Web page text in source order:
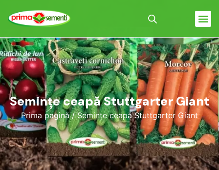
Semințe ceapă Stuttgarter Giant
Prima pagină/ Semințe ceapă Stuttgarter Giant